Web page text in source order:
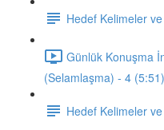
Hedef Kelimeler
Günlük Konuşma
(Selamlaşma) - 4 (5:51)
Hedef Kelimeler